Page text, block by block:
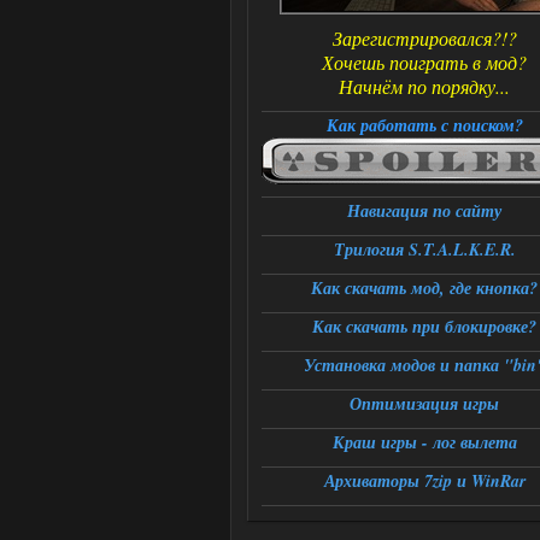
Зарегистрировался?!?
Хочешь поиграть в мод?
Начнём по порядку...
Как работать с поиском?
Навигация по сайту
Трилогия S.T.A.L.K.E.R.
Как скачать мод, где кнопка?
Как скачать при блокировке?
Установка модов и папка
Оптимизация игры
Краш игры - лог вылета
Архиваторы 7zip и WinRar